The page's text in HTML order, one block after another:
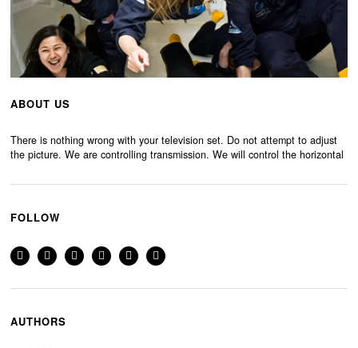
ABOUT US
There is nothing wrong with your television set. Do not attempt to adjust
the picture. We are controlling transmission. We will control the horizontal
FOLLOW
AUTHORS